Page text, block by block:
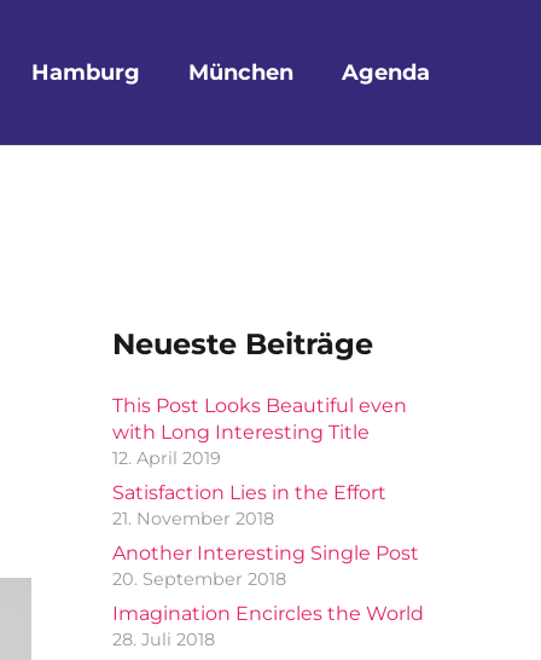
Hamburg München Agenda
Neueste Beiträge
This Post Looks Beautiful even
with Long Interesting Title
12. April 2019
Satisfaction Lies in the Effort
21. November 2018
Another Interesting Single Post
20. September 2018
Imagination Encircles the World
28. Juli 2018